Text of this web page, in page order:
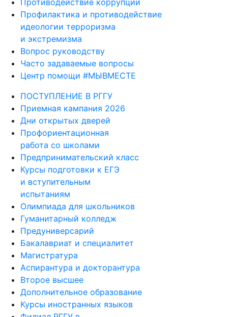
Противодействие коррупции
Профилактика и противодействие
идеологии терроризма
и экстремизма
Вопрос руководству
Часто задаваемые вопросы
Центр помощи #МЫВМЕСТЕ
ПОСТУПЛЕНИЕ В РГГУ
Приемная кампания 2026
Дни открытых дверей
Профориентационная
работа со школами
Предпринимательский класс
Курсы подготовки к ЕГЭ
и вступительным
испытаниям
Олимпиада для школьников
Гуманитарный колледж
Предуниверсарий
Бакалавриат и специалитет
Магистратура
Аспирантура и докторантура
Второе высшее
Дополнительное образование
Курсы иностранных языков